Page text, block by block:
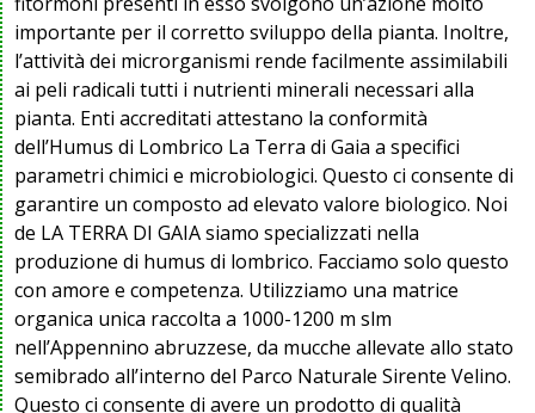
importante per il corretto sviluppo della pianta. Inoltre,
l’attività dei microrganismi rende facilmente assimilabili
ai peli radicali tutti i nutrienti minerali necessari alla
pianta. Enti accreditati attestano la conformità
dell’Humus di Lombrico La Terra di Gaia a specifici
parametri chimici e microbiologici. Questo ci consente di
garantire un composto ad elevato valore biologico. Noi
de LA TERRA DI GAIA siamo specializzati nella
produzione di humus di lombrico. Facciamo solo questo
con amore e competenza. Utilizziamo una matrice
organica unica raccolta a 1000-1200 m slm
nell’Appennino abruzzese, da mucche allevate allo stato
semibrado all’interno del Parco Naturale Sirente Velino.
Questo ci consente di avere un prodotto di qualità